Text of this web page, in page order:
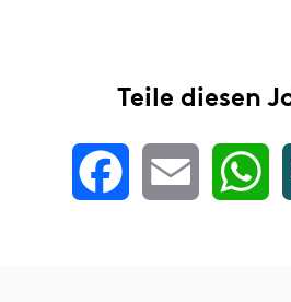
Teile diesen
Facebook Email